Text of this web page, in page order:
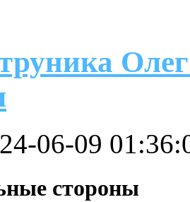
06-09
стороны